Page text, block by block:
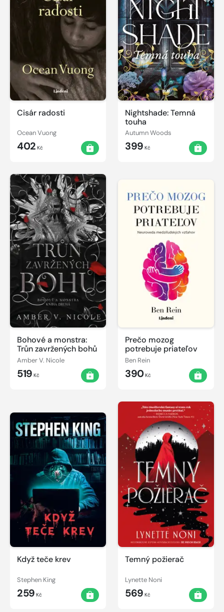
Cisár radosti
Ocean Vuong
402 Kč
Nightshade: Temná
touha
Autumn Woods
399 Kč
Bohové a monstra:
Trůn zavržených bohů
Amber V. Nicole
519 Kč
Prečo mozog
potrebuje priateľov
Ben Rein
390Kč
Když teče krev
Stephen King
259 Kč
Temný požierač
Lynette Noni
569 Kč